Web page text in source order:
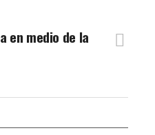
en medio de la